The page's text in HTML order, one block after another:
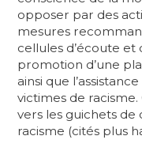
opposer par des
mesures
cellules d’écoute et
promotion d’une
ainsi que
victimes de racisme.
vers les guichets
racisme (cités plus